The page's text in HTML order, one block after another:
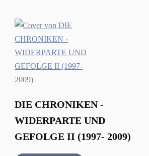
DIE CHRONIKEN -
WIDERPARTE UND
GEFOLGE II (1997- 2009)